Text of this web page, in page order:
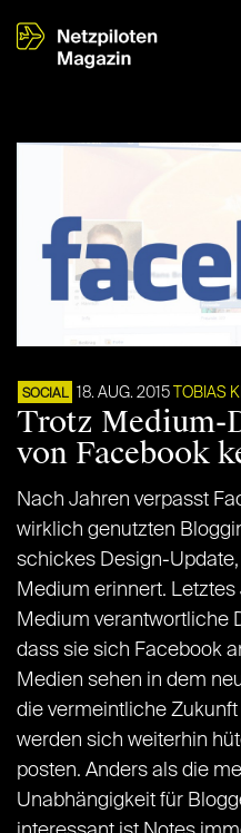
SOCIAL 18. AUG. 2015 TOBIAS
Trotz Medium-
von Facebook
Nach Jahren verpasst
wirklich genutzten
schickes Design-
Medium erinnert.
Medium verantwortliche
dass sie sich Facebook
Medien sehen in dem
die vermeintliche
werden sich weiterhin
posten. Anders als die
Unabhängigkeit für